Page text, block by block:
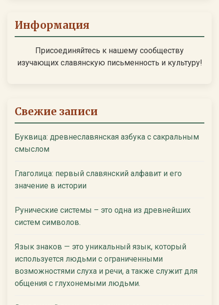
Информация
Присоединяйтесь к нашему сообществу
изучающих славянскую письменность и культуру!
Свежие записи
Буквица: древнеславянская азбука с сакральным
смыслом
Глаголица: первый славянский алфавит и его
значение в истории
Рунические системы – это одна из древнейших
систем символов.
Язык знаков — это уникальный язык, который
используется людьми с ограниченными
возможностями слуха и речи, а также служит для
общения с глухонемыми людьми.